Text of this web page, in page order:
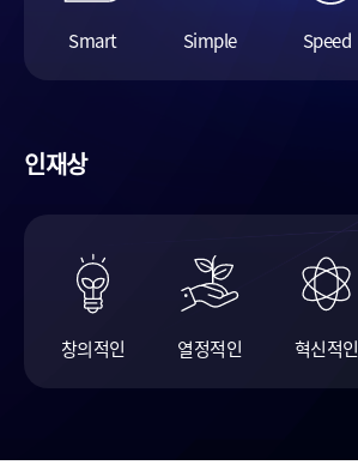
Smart Simple Speed
인재상
창의적인 열정적인 혁신적인